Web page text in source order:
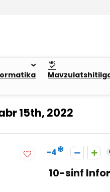
15th, 2022
-4
10-sinf